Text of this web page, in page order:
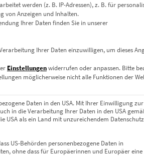
Dieses Produkt weist mehrere Varianten auf. Die Optionen können auf der Produktseite gewählt werden
werden (z. B. IP-Adressen), z. B. für
von Anzeigen und Inhalten.
Ihrer Daten finden Sie in unserer
Ihrer Daten einzuwilligen, um dieses
Einstellungenwiderrufen oder anpassen. Bitte
möglicherweise nicht alle Funktionen der
Daten in den USA. Mit Ihrer Einwilligung zur
in die Verarbeitung Ihrer Daten in den USA
USA als ein Land mit unzureichendem
US-Behörden personenbezogene Daten in
ohne dass für Europäerinnen und Europäer eine